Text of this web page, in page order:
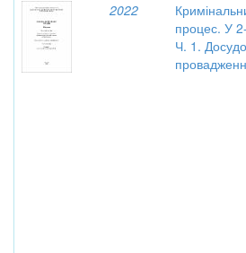
2022
процес. У
Ч. 1.